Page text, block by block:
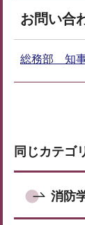
お問い合
総務部 知
同じカテゴ
消防